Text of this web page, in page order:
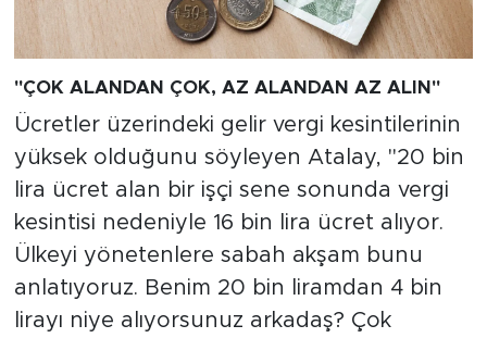
"ÇOK ALANDAN ÇOK, AZ ALANDAN AZ ALIN"
Ücretler üzerindeki gelir vergi kesintilerinin
yüksek olduğunu söyleyen Atalay, "20 bin
lira ücret alan bir işçi sene sonunda vergi
kesintisi nedeniyle 16 bin lira ücret alıyor.
Ülkeyi yönetenlere sabah akşam bunu
anlatıyoruz. Benim 20 bin liramdan 4 bin
lirayı niye alıyorsunuz arkadaş? Çok